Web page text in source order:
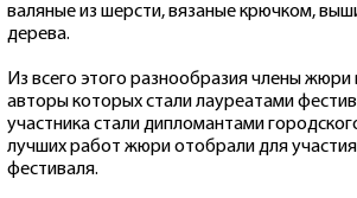
валяные из шерсти, вязаные крючком,
дерева.
Из всего этого разнообразия члены
авторы которых стали лауреатами
участника стали дипломантами
лучших работ жюри отобрали для
фестиваля.